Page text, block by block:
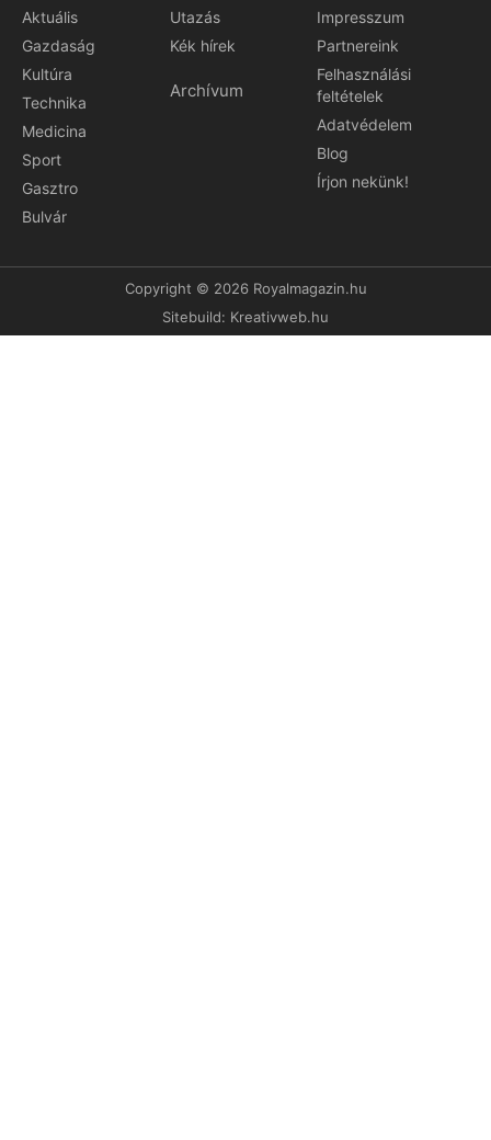
Aktuális
Gazdaság
Kultúra
Technika
Medicina
Sport
Gasztro
Bulvár
Utazás
Kék hírek
Archívum
Impresszum
Partnereink
Felhasználási
feltételek
Adatvédelem
Blog
Írjon nekünk!
Copyright © 2026 Royalmagazin.hu
Sitebuild: Kreativweb.hu